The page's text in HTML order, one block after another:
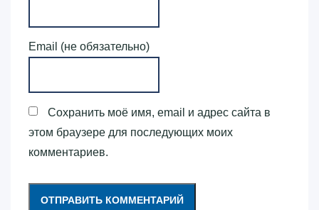
Email (не обязательно)
Сохранить моё имя, email и адрес сайта в
этом браузере для последующих моих
комментариев.